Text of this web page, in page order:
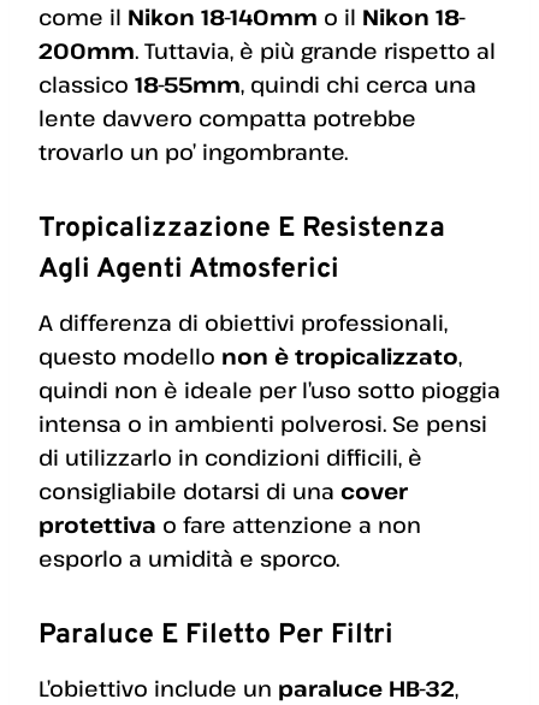
come il Nikon 18-140mm o il Nikon 18-
200mm. Tuttavia, è più grande rispetto al
classico 18-55mm, quindi chi cerca una
lente davvero compatta potrebbe
trovarlo un po’ ingombrante.
Tropicalizzazione E Resistenza
Agli Agenti Atmosferici
A differenza di obiettivi professionali,
questo modello non è tropicalizzato,
quindi non è ideale per l’uso sotto pioggia
intensa o in ambienti polverosi. Se pensi
di utilizzarlo in condizioni difficili, è
consigliabile dotarsi di una cover
protettiva o fare attenzione a non
esporlo a umidità e sporco.
Paraluce E Filetto Per Filtri
L’obiettivo include un paraluce HB-32,